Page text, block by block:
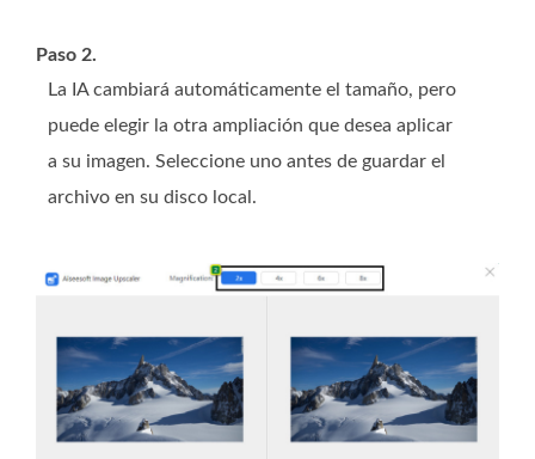
Paso 2.
La IA cambiará automáticamente el tamaño, pero
puede elegir la otra ampliación que desea aplicar
a su imagen. Seleccione uno antes de guardar el
archivo en su disco local.